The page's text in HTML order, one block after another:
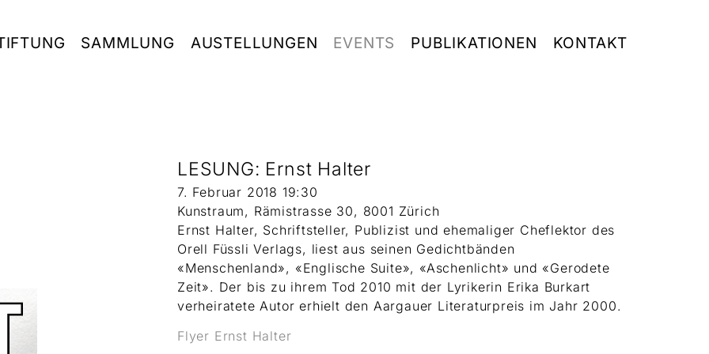
SAMMLUNG AUSTELLUNGEN EVENTS PUBLIKATIONEN KONTAKT
LESUNG: Ernst Halter
7. Februar 2018 19:30
Kunstraum, Rämistrasse 30, 8001 Zürich
Ernst Halter, Schriftsteller, Publizist und ehemaliger Cheflektor des
Orell Füssli Verlags, liest aus seinen Gedichtbänden
«Menschenland», «Englische Suite», «Aschenlicht» und «Gerodete
Zeit». Der bis zu ihrem Tod 2010 mit der Lyrikerin Erika Burkart
verheiratete Autor erhielt den Aargauer Literaturpreis im Jahr 2000.
Flyer Ernst Halter